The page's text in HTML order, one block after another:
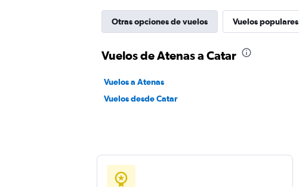
Otras opciones de vuelos Vuelos populares
Vuelos de Atenas a Catar
Vuelos a Atenas
Vuelos desde Catar